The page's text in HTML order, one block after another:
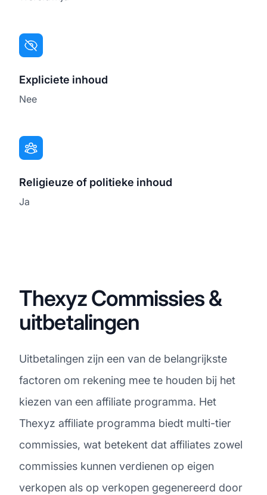
Expliciete inhoud
Nee
Religieuze of politieke inhoud
Ja
Thexyz Commissies &
uitbetalingen
Uitbetalingen zijn een van de belangrijkste
factoren om rekening mee te houden bij het
kiezen van een affiliate programma. Het
Thexyz affiliate programma biedt multi-tier
commissies, wat betekent dat affiliates zowel
commissies kunnen verdienen op eigen
verkopen als op verkopen gegenereerd door